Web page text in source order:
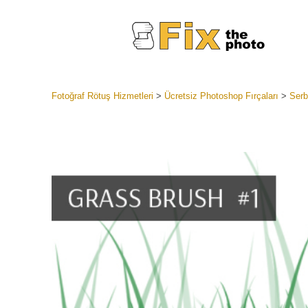
Düğün
En İyi
Fotoğraf Rötuş Hizmetleri > Ücretsiz Photoshop Fırçaları >